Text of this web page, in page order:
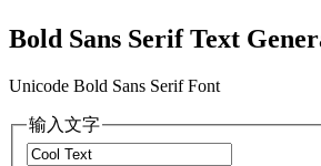
Bold Sans Serif Text
Unicode Bold Sans Serif Font
输入文字